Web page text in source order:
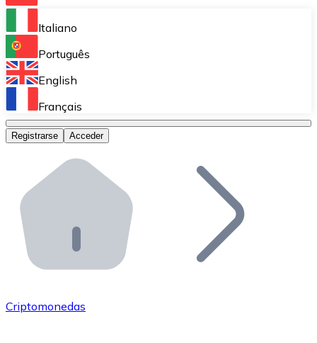
Bitnovo Ramp
Integra nuestra solución en tu plataforma.
Bitnovo Giftcards
Bitnovo OTC
Bitnovo ATM
Integra un ATM Bitnovo en tu negocio y permite que
Bitnovo API
Integra nuestra API en tu ecosistema.
Únete a nuestra red de distribuidores.
Italiano
Português
English
Français
Registrarse Acceder
Criptomonedas